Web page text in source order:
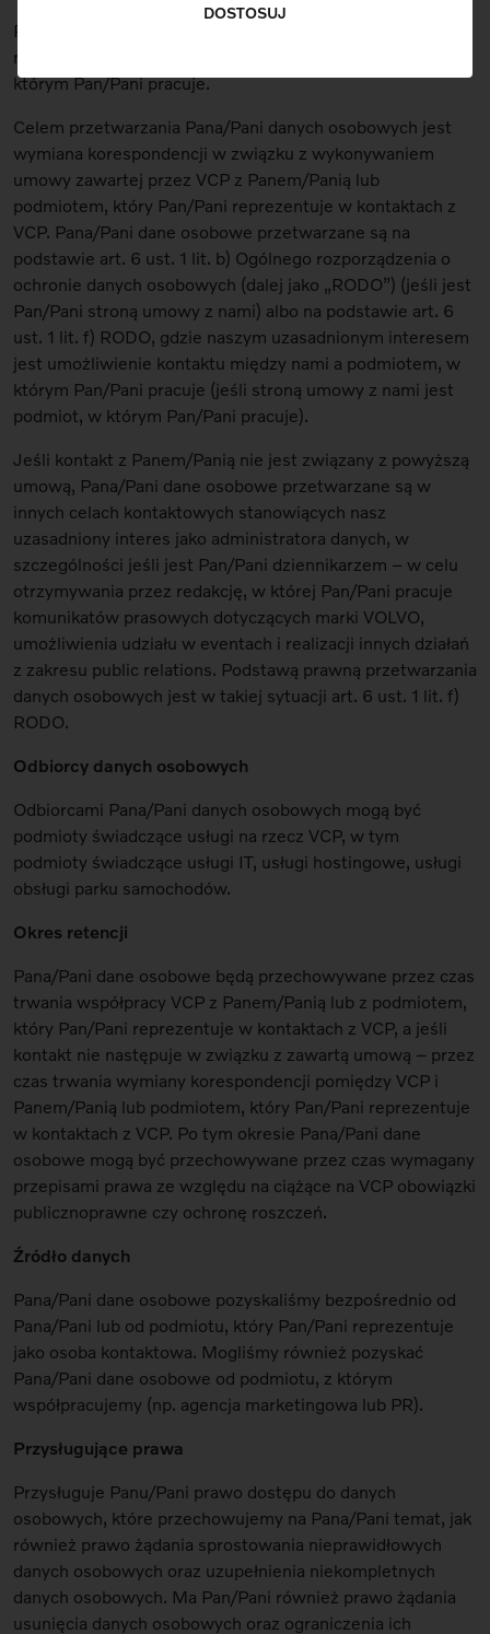
DOSTOSUJ
Przetwarzamy Pana/Pani dane osobowe takie jak: imię,
nazwisko, adres e-mail, numer telefonu, dane podmiotu, w
którym Pan/Pani pracuje.
Celem przetwarzania Pana/Pani danych osobowych jest
wymiana korespondencji w związku z wykonywaniem
umowy zawartej przez VCP z Panem/Panią lub
podmiotem, który Pan/Pani reprezentuje w kontaktach z
VCP. Pana/Pani dane osobowe przetwarzane są na
podstawie art. 6 ust. 1 lit. b) Ogólnego rozporządzenia o
ochronie danych osobowych (dalej jako „RODO”) (jeśli jest
Pan/Pani stroną umowy z nami) albo na podstawie art. 6
ust. 1 lit. f) RODO, gdzie naszym uzasadnionym interesem
jest umożliwienie kontaktu między nami a podmiotem, w
którym Pan/Pani pracuje (jeśli stroną umowy z nami jest
podmiot, w którym Pan/Pani pracuje).
Jeśli kontakt z Panem/Panią nie jest związany z powyższą
umową, Pana/Pani dane osobowe przetwarzane są w
innych celach kontaktowych stanowiących nasz
uzasadniony interes jako administratora danych, w
szczególności jeśli jest Pan/Pani dziennikarzem – w celu
otrzymywania przez redakcję, w której Pan/Pani pracuje
komunikatów prasowych dotyczących marki VOLVO,
umożliwienia udziału w eventach i realizacji innych działań
z zakresu public relations. Podstawą prawną przetwarzania
danych osobowych jest w takiej sytuacji art. 6 ust. 1 lit. f)
RODO.
Odbiorcy danych osobowych
Odbiorcami Pana/Pani danych osobowych mogą być
podmioty świadczące usługi na rzecz VCP, w tym
podmioty świadczące usługi IT, usługi hostingowe, usługi
obsługi parku samochodów.
Okres retencji
Pana/Pani dane osobowe będą przechowywane przez czas
trwania współpracy VCP z Panem/Panią lub z podmiotem,
który Pan/Pani reprezentuje w kontaktach z VCP, a jeśli
kontakt nie następuje w związku z zawartą umową – przez
czas trwania wymiany korespondencji pomiędzy VCP i
Panem/Panią lub podmiotem, który Pan/Pani reprezentuje
w kontaktach z VCP. Po tym okresie Pana/Pani dane
osobowe mogą być przechowywane przez czas wymagany
przepisami prawa ze względu na ciążące na VCP obowiązki
publicznoprawne czy ochronę roszczeń.
Źródło danych
Pana/Pani dane osobowe pozyskaliśmy bezpośrednio od
Pana/Pani lub od podmiotu, który Pan/Pani reprezentuje
jako osoba kontaktowa. Mogliśmy również pozyskać
Pana/Pani dane osobowe od podmiotu, z którym
współpracujemy (np. agencja marketingowa lub PR).
Przysługujące prawa
Przysługuje Panu/Pani prawo dostępu do danych
osobowych, które przechowujemy na Pana/Pani temat, jak
również prawo żądania sprostowania nieprawidłowych
danych osobowych oraz uzupełnienia niekompletnych
danych osobowych. Ma Pan/Pani również prawo żądania
usunięcia danych osobowych oraz ograniczenia ich